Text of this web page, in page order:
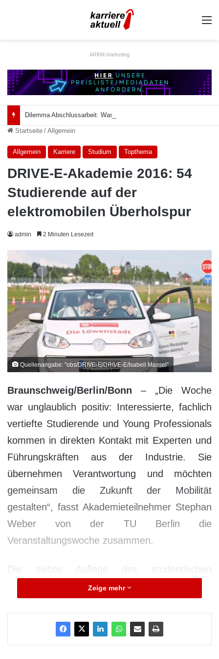
ARKM.marketing
Startseite / Allgemein
Allgemein Karriere Studium Topthema
DRIVE-E-Akademie 2016: 54
Studierende auf der
elektromobilen Überholspur
admin 2 Minuten Lesezeit
Quellenangabe: "obs/DRIVE-E/DRIVE-E/Isabell Massel"
Braunschweig/Berlin/Bonn – „Die Woche
war unglaublich positiv: Interessierte, fachlich
vertiefte Studierende und Young Professionals
kommen in direkten Kontakt mit Experten und
Führungskräften aus der Industrie. Sie
übernehmen Verantwortung und möchten
gemeinsam die Zukunft der Mobilität
gestalten“, fasst Akademieteilnehmer Stephan
Weber von der TU Berlin die
Veranstaltungswoche zusammen.
Die siebte Auflage des studentischen
Nachwuchsprogramms zur Elektromobilität,
Fraunhofer-Gesellschaft initiiert haben, fand
vom 12. bis 17. Juni 2016 in Braunschweig
Zeige mehr